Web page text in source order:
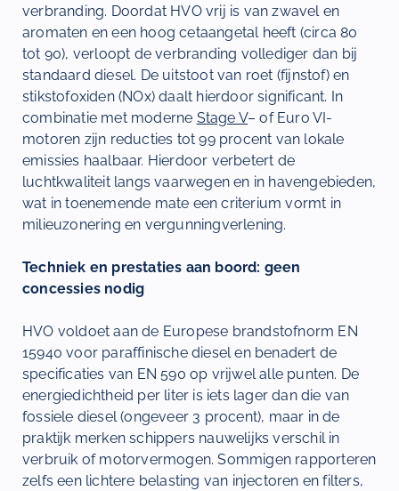
verbranding. Doordat HVO vrij is van zwavel en
aromaten en een hoog cetaangetal heeft (circa 80
tot 90), verloopt de verbranding vollediger dan bij
standaard diesel. De uitstoot van roet (fijnstof) en
stikstofoxiden (NOx) daalt hierdoor significant. In
combinatie met moderne Stage V– of Euro VI-
motoren zijn reducties tot 99 procent van lokale
emissies haalbaar. Hierdoor verbetert de
luchtkwaliteit langs vaarwegen en in havengebieden,
wat in toenemende mate een criterium vormt in
milieuzonering en vergunningverlening.
Techniek en prestaties aan boord: geen
concessies nodig
HVO voldoet aan de Europese brandstofnorm EN
15940 voor paraffinische diesel en benadert de
specificaties van EN 590 op vrijwel alle punten. De
energiedichtheid per liter is iets lager dan die van
fossiele diesel (ongeveer 3 procent), maar in de
praktijk merken schippers nauwelijks verschil in
verbruik of motorvermogen. Sommigen rapporteren
zelfs een lichtere belasting van injectoren en filters,